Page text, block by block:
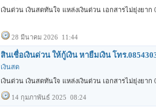
เงินด่วน เงินสดทันใจ แหล่งเงินด่วน เอกสารไม่ยุ่งยา
28 มีนาคม 2026 11:44
สินเชื่อเงินด่วน ให้กู้เงิน หายืมเงิน โทร
เงินสด
เงินด่วน เงินสดทันใจ แหล่งเงินด่วน เอกสารไม่ยุ่งยา
14 กุมภาพันธ์ 2025 08:24